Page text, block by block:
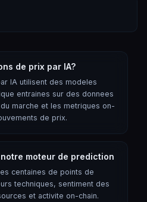
de prix par IA?
IA utilisent des modeles
entraines sur des donnees
marche et les metriques on-
de prix.
moteur de prediction
centaines de points de
techniques, sentiment des
et activite on-chain.